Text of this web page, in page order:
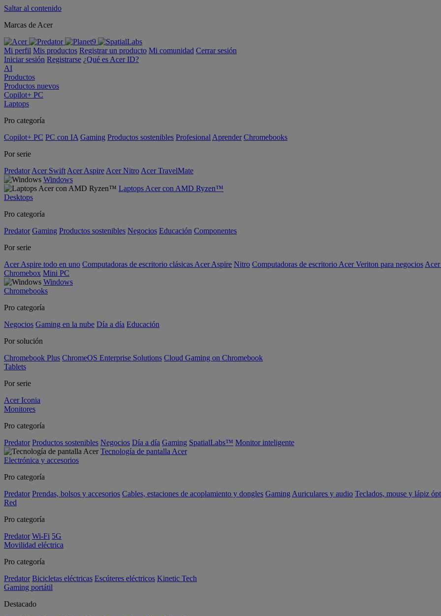
Saltar al contenido
Marcas de Acer
Mi perfil Mis productos Registrar un producto Mi comunidad Cerrar sesión
Iniciar sesión Registrarse ¿Qué es Acer ID?
AI
Productos
Productos nuevos
Copilot+ PC
Laptops
Pro categoría
Copilot+ PC PC con IA Gaming Productos sostenibles Profesional Aprender Chromebooks
Por serie
Predator Acer Swift Acer Aspire Acer Nitro Acer TravelMate
Windows
Laptops Acer con AMD Ryzen™
Desktops
Pro categoría
Predator Gaming Productos sostenibles Negocios Educación Componentes
Por serie
Acer Aspire todo en uno Computadoras de escritorio clásicas Acer Aspire Nitro Computadoras de escritorio Acer Veriton para negocios
Chromebox Mini PC
Windows
Chromebooks
Pro categoría
Negocios Gaming en la nube Día a día Educación
Por solución
Chromebook Plus ChromeOS Enterprise Solutions Cloud Gaming on Chromebook
Tablets
Por serie
Acer Iconia
Monitores
Pro categoría
Predator Productos sostenibles Negocios Día a día Gaming SpatialLabs™ Monitor inteligente
Tecnología de pantalla Acer
Electrónica y accesorios
Pro categoría
Predator Prendas, bolsos y accesorios Cables, estaciones de acoplamiento y dongles Gaming Auriculares y audio Teclados, mouse y lápiz
Red
Pro categoría
Predator Wi-Fi 5G
Movilidad eléctrica
Pro categoría
Predator Bicicletas eléctricas Escúteres eléctricos Kinetic Tech
Gaming portátil
Destacado